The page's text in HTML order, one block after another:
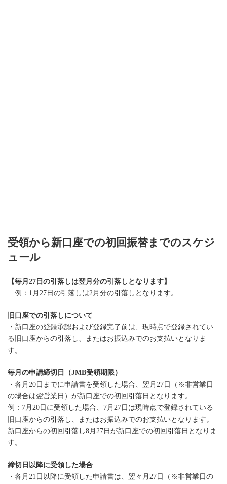
受領から新口座での初回振替までのスケジ
ュール
【毎月27日の引落しは翌月分の引落しとなります】
例：1月27日の引落しは2月分の引落しとなります。
旧口座での引落しについて
・新口座の登録承認および登録完了前は、現時点で登録されてい
る旧口座からの引落し、またはお振込みでのお支払いとなりま
す。
毎月の申請締切日（JMB受領期限）
・各月20日までに申請書を受領した場合、翌月27日（※非営業日
の場合は翌営業日）が新口座での初回引落日となります。
例：7月20日に受領した場合、7月27日は現時点で登録されている
旧口座からの引落し、またはお振込みでのお支払いとなります。
新口座からの初回引落し8月27日が新口座での初回引落日となりま
す。
締切日以降に受領した場合
・各月21日以降に受領した申請書は、翌々月27日（※非営業日の